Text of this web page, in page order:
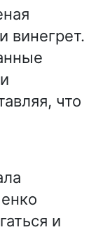
винегрет.
что
и